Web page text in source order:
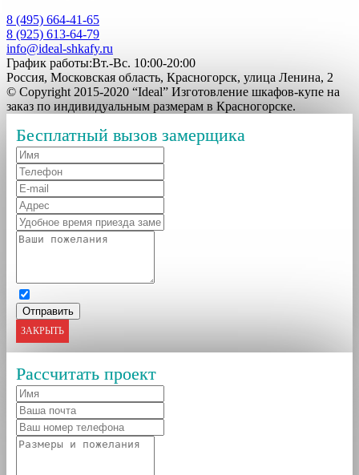
8 (495) 664-41-65
8 (925) 613-64-79
info@ideal-shkafy.ru
График работы:Вт.-Вс. 10:00-20:00
Россия, Московская область, Красногорск, улица Ленина, 2
© Copyright 2015-2020 “Ideal” Изготовление шкафов-купе на
заказ по индивидуальным размерам в Красногорске.
Бесплатный вызов замерщика
ЗАКРЫТЬ
Рассчитать проект